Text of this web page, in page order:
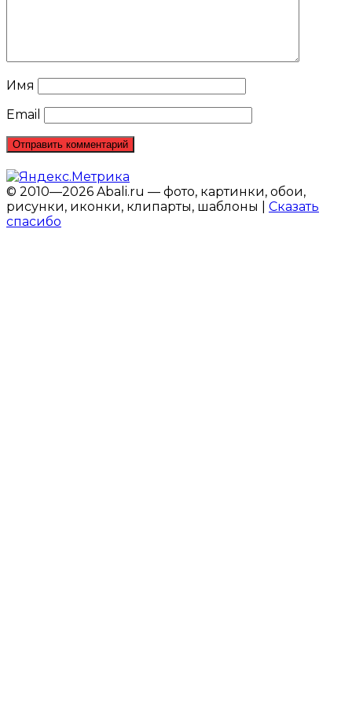
Имя
Email
© 2010—2026 Abali.ru — фото, картинки, обои,
рисунки, иконки, клипарты, шаблоны | Сказать
спасибо